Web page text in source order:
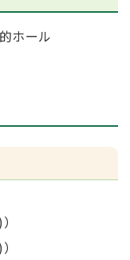
ホール